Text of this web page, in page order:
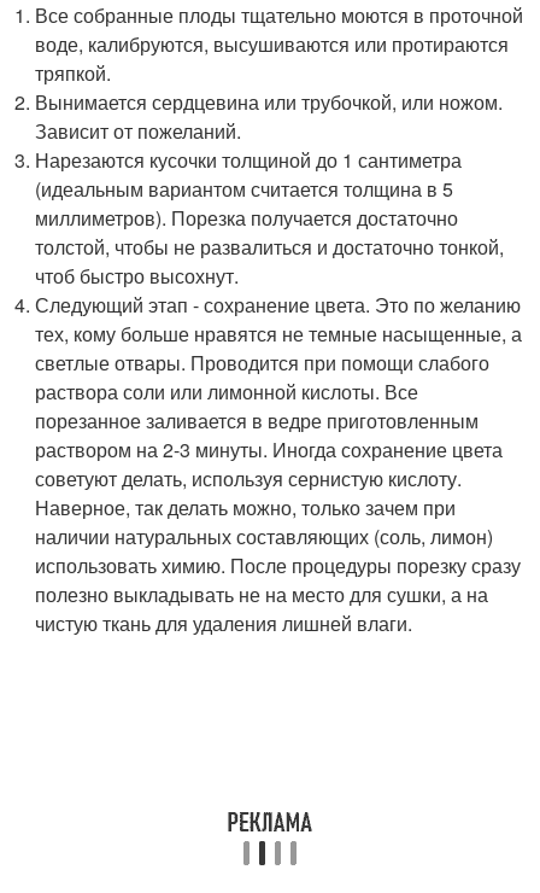
Все собранные плоды тщательно моются в проточной
воде, калибруются, высушиваются или протираются
тряпкой.
Вынимается сердцевина или трубочкой, или ножом.
Зависит от пожеланий.
Нарезаются кусочки толщиной до 1 сантиметра
(идеальным вариантом считается толщина в 5
миллиметров). Порезка получается достаточно
толстой, чтобы не развалиться и достаточно тонкой,
чтоб быстро высохнут.
Следующий этап - сохранение цвета. Это по желанию
тех, кому больше нравятся не темные насыщенные, а
светлые отвары. Проводится при помощи слабого
раствора соли или лимонной кислоты. Все
порезанное заливается в ведре приготовленным
раствором на 2-3 минуты. Иногда сохранение цвета
советуют делать, используя сернистую кислоту.
Наверное, так делать можно, только зачем при
наличии натуральных составляющих (соль, лимон)
использовать химию. После процедуры порезку сразу
полезно выкладывать не на место для сушки, а на
чистую ткань для удаления лишней влаги.